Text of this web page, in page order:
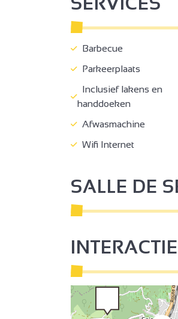
Barbecue
Parkeerplaats
Inclusief lakens en
handdoeken
Afwasmachine
Wifi Internet
SALLE DE